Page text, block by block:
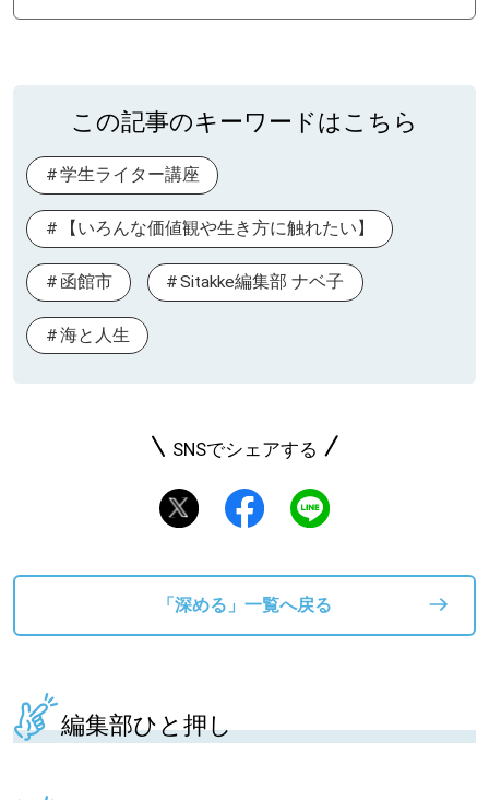
この記事のキーワードはこちら
学生ライター講座
【いろんな価値観や生き方に触れたい】
函館市 Sitakke編集部 ナベ子
海と人生
SNSでシェアする
「深める」一覧へ戻る
編集部ひと押し